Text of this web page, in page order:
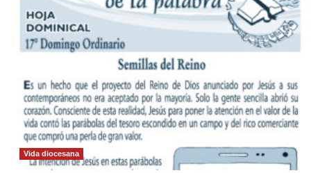
Vida diocesana